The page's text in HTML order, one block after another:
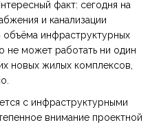
факт: сегодня на
и канализации
объёма инфраструктурных
не может работать ни один
новых жилых комплексов,
с инфраструктурными
внимание проектной